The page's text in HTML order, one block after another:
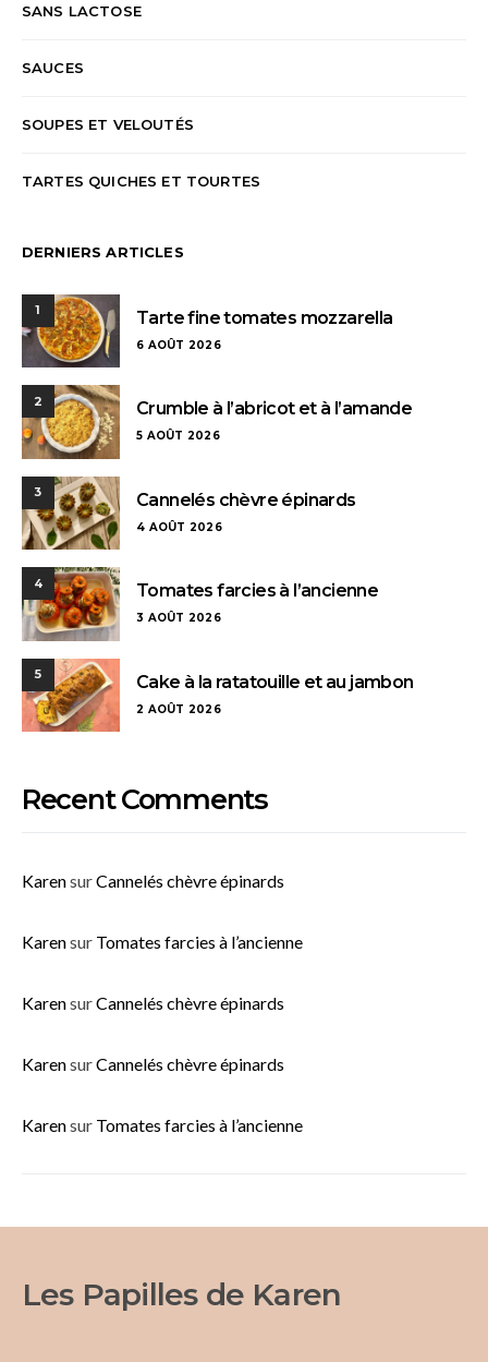
SANS LACTOSE
SAUCES
SOUPES ET VELOUTÉS
TARTES QUICHES ET TOURTES
DERNIERS ARTICLES
1 Tarte fine tomates mozzarella
6 AOÛT 2026
2 Crumble à l’abricot et à l’amande
5 AOÛT 2026
3 Cannelés chèvre épinards
4 AOÛT 2026
4 Tomates farcies à l’ancienne
3 AOÛT 2026
5 Cake à la ratatouille et au jambon
2 AOÛT 2026
Recent Comments
KarensurCannelés chèvre épinards
Karensur Tomates farcies à l’ancienne
KarensurCannelés chèvre épinards
KarensurCannelés chèvre épinards
Karensur Tomates farcies à l’ancienne
Les Papilles de Karen